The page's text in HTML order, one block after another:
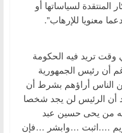
المنتقدة لسياساتها أو
معنويا للإرهاب”.
وقت تريد فيه الحكومة
أن رئيس الجمهورية
الناس أراؤهم بشرط أن
أن الرئيس لن يجد شخصا
من يحى حسين عبد
….اثبت …وابشر …فإن